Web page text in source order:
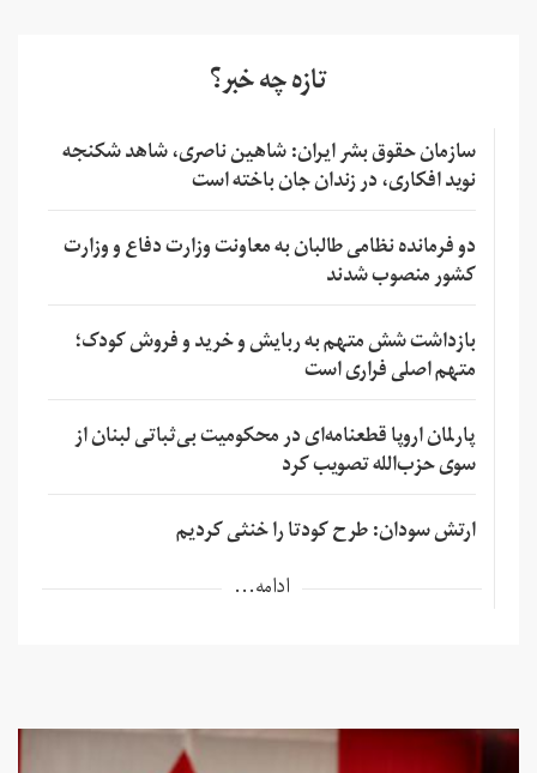
تازه چه خبر؟
سازمان حقوق بشر ایران: شاهین ناصری، شاهد شکنجه
نوید افکاری، در زندان جان باخته است
دو فرمانده نظامی طالبان به معاونت وزارت دفاع و وزارت
کشور منصوب شدند
بازداشت شش متهم به ربایش و خرید و فروش کودک؛
متهم اصلی فراری است
پارلمان اروپا قطعنامه‌ای در محکومیت بی‌ثباتی لبنان از
سوی حزب‌الله تصویب کرد
ارتش سودان: طرح کودتا را خنثی کردیم
ادامه...